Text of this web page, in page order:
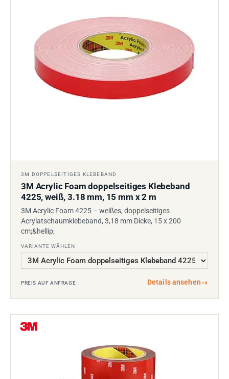
3M DOPPELSEITIGES KLEBEBAND
3M Acrylic Foam doppelseitiges Klebeband
4225, weiß, 3.18 mm, 15 mm x 2 m
3M Acrylic Foam 4225 – weißes, doppelseitiges
Acrylatschaumklebeband, 3,18 mm Dicke, 15 x 200
cm;&hellip;
VARIANTE WÄHLEN
PREIS AUF ANFRAGE Details ansehen→